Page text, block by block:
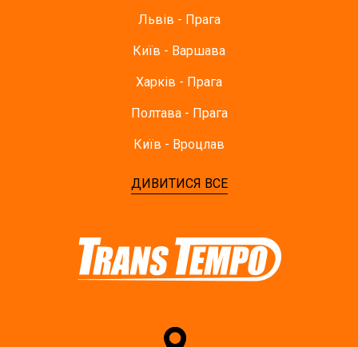
Львів - Прага
Київ - Варшава
Харків - Прага
Полтава - Прага
Київ - Вроцлав
ДИВИТИСЯ ВСЕ